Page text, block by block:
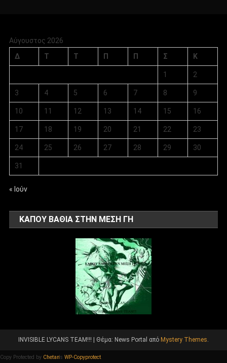
Αύγουστος 2026
Δ
Τ Τ Π Π Σ Κ
1 2
3 4 5 6 7 8 9
10 11 12 13 14 15 16
17 18 19 20 21 22 23
24 25 26 27 28 29 30
31
« Ιούν
ΚΑΠΟΥ ΒΑΘΙΑ ΣΤΗΝ ΜΕΣΗ ΓΗ
INVISIBLE LYCANS TEAM!!! Θέμα: News Portal από Mystery Themes.
Copy Protected by Chetan's WP-Copyprotect.